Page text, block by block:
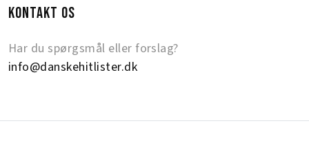
KONTAKT OS
Har du spørgsmål eller forslag?
info@danskehitlister.dk